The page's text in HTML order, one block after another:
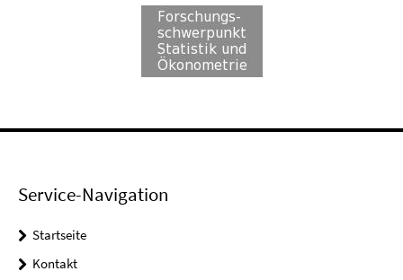
Service-Navigation
Startseite
Kontakt